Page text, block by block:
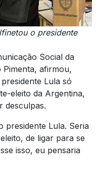
o presidente
Social da
Pimenta, afirmou,
Lula só
eleito da Argentina,
desculpas.
presidente Lula. Seria
de ligar para se
isso, eu pensaria